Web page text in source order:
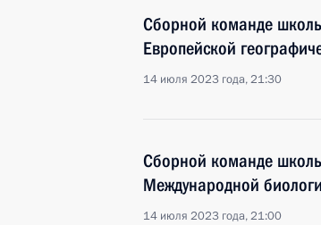
Сборной команде
Европейской
14 июля 2023 года, 21:30
Сборной команде
Международной
14 июля 2023 года, 21:00